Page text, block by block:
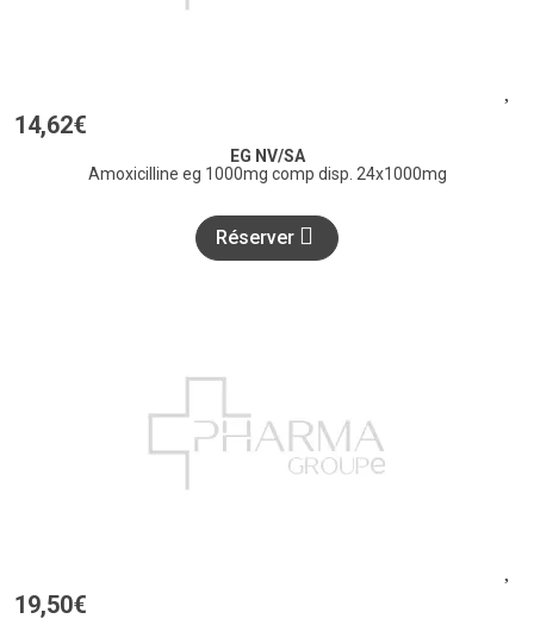
14,62€
EG NV/SA
Amoxicilline eg 1000mg comp disp. 24x1000mg
Réserver
19,50€